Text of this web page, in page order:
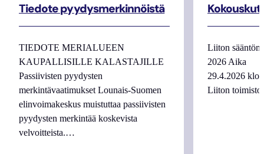
Tiedote pyydysmerkinnöistä
TIEDOTE MERIALUEEN
KAUPALLISILLE KALASTAJILLE
Passiivisten pyydysten
merkintävaatimukset Lounais-Suomen
elinvoimakeskus muistuttaa passiivisten
pyydysten merkintää koskevista
velvoitteista.…
Liiton
2026
29.4.2026
Liiton